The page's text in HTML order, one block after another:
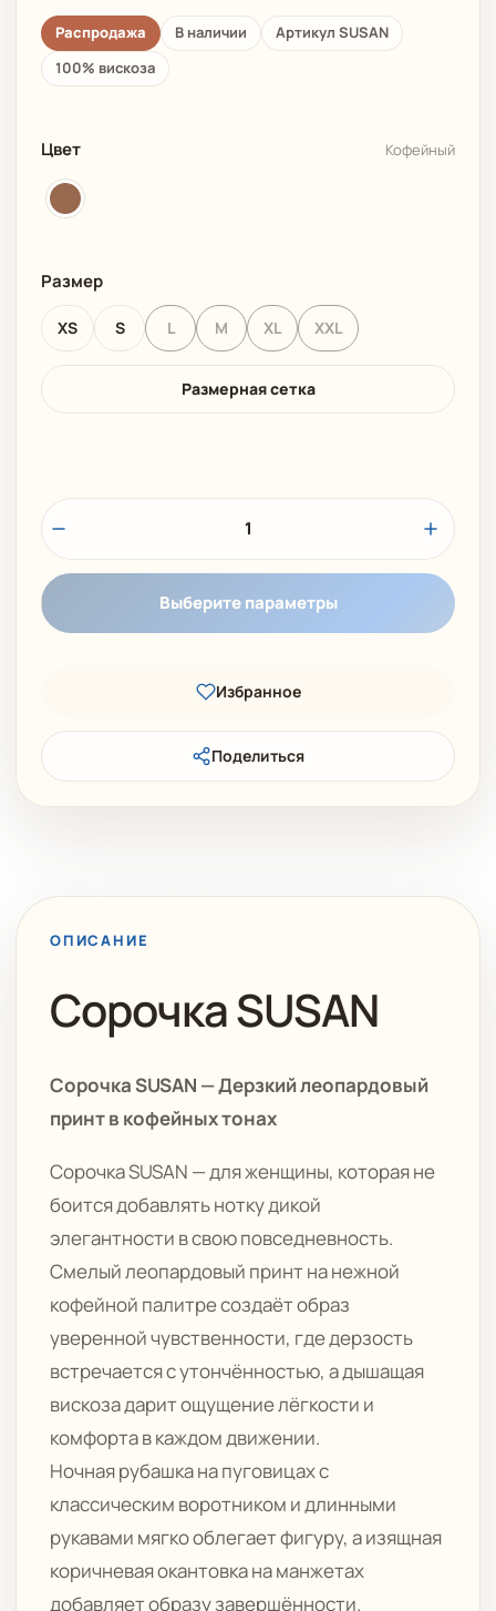
Распродажа В наличии
Артикул SUSAN
100% вискоза
Цвет Кофейный
Размер
XS S L M XL XXL
Размерная сетка
1
Выберите параметры
Избранное
Поделиться
ОПИСАНИЕ
Сорочка SUSAN
Сорочка SUSAN — Дерзкий леопардовый
принт в кофейных тонах
Сорочка SUSAN — для женщины, которая не
боится добавлять нотку дикой
элегантности в свою повседневность.
Смелый леопардовый принт на нежной
кофейной палитре создаёт образ
уверенной чувственности, где дерзость
встречается с утончённостью, а дышащая
вискоза дарит ощущение лёгкости и
комфорта в каждом движении.
Ночная рубашка на пуговицах с
классическим воротником и длинными
рукавами мягко облегает фигуру, а изящная
коричневая окантовка на манжетах
добавляет образу завершённости.